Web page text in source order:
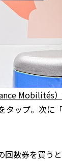
Mobilités
タップ。次に
回数券を買う